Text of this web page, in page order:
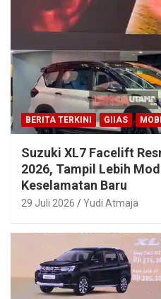
BERITA TERKINI GIIAS
Suzuki XL7 Facelift
2026, Tampil Lebih
Keselamatan Baru
29 Juli 2026 Yudi Atmaja